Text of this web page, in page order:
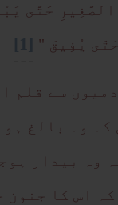
حَتَّى
يُفِيقَ " [1]
سے قلم
کہ وہ بالغ
وہ بیدار
اس کا جنون